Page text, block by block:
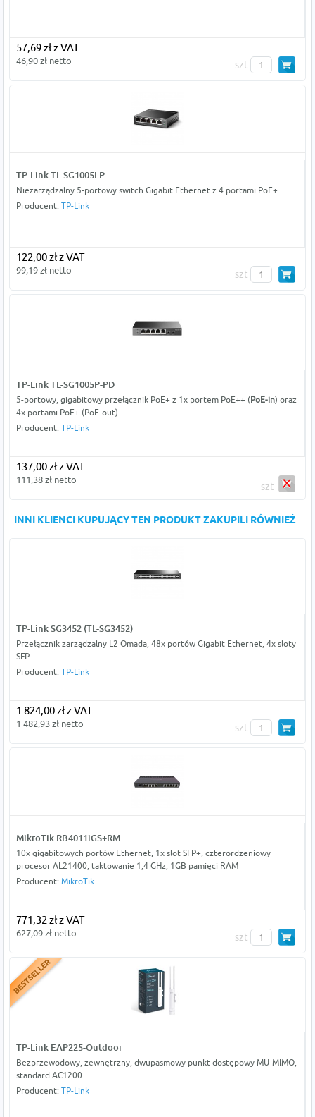
57,69 zł z VAT
46,90 zł netto szt
TP-Link TL-SG1005LP
Niezarządzalny 5-portowy switch Gigabit Ethernet z 4 portami PoE+
Producent: TP-Link
122,00 zł z VAT
99,19 zł netto szt
TP-Link TL-SG1005P-PD
5-portowy, gigabitowy przełącznik PoE+ z 1x portem PoE++ (PoE-in) oraz
4x portami PoE+ (PoE-out).
Producent: TP-Link
137,00 zł z VAT
111,38 zł netto
szt
INNI KLIENCI KUPUJĄCY TEN PRODUKT ZAKUPILI RÓWNIEŻ
TP-Link SG3452 (TL-SG3452)
Przełącznik zarządzalny L2 Omada, 48x portów Gigabit Ethernet, 4x sloty
SFP
Producent: TP-Link
1 824,00 zł z VAT
1 482,93 zł netto szt
MikroTik RB4011iGS+RM
10x gigabitowych portów Ethernet, 1x slot SFP+, czterordzeniowy
procesor AL21400, taktowanie 1,4 GHz, 1GB pamięci RAM
Producent: MikroTik
771,32 zł z VAT
627,09 zł netto szt
TP-Link EAP225-Outdoor
Bezprzewodowy, zewnętrzny, dwupasmowy punkt dostępowy MU-MIMO,
standard AC1200
Producent: TP-Link